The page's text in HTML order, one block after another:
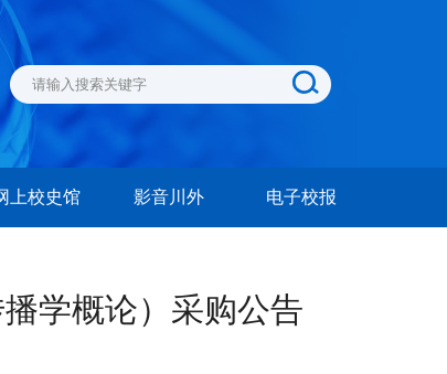
上校史馆 影音川外 电子校报
播学概论）采购公告